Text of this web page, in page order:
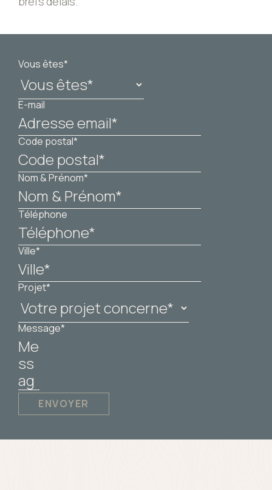
Vous êtes*
E-mail
Code postal*
Nom & Prénom*
Téléphone
Ville*
Projet*
Message*
ENVOYER